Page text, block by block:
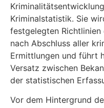
Kriminalstatistik. Sie
festgelegten
nach Abschluss aller
Ermittlungen und führt
Versatz zwischen
der statistischen
Vor dem Hintergrund